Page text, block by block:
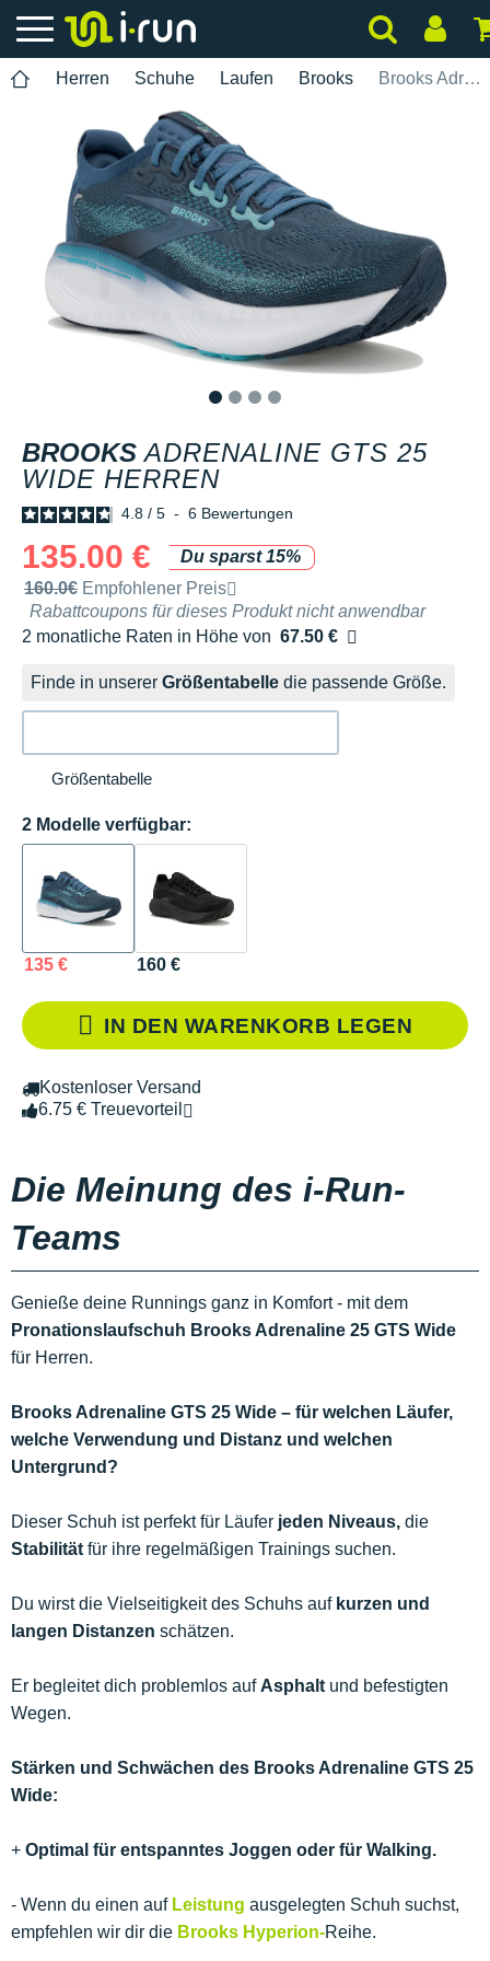
Herren Schuhe Laufen Brooks Brooks Adrenaline GTS 25 Wide Herren
BROOKS ADRENALINE GTS 25
WIDE HERREN
4.8 / 5 - 6 Bewertungen
135.00 €
Du sparst 15%
Unverbindliche Preisempfehlung der Marke
160.0€ Empfohlener Preis
Rabattcoupons für dieses Produkt nicht anwendbar
2 monatliche Raten in Höhe von 67.50 €
Ohne Zusatzkosten
Finde in unserer Größentabelle die passende Größe.
Größentabelle
2 Modelle verfügbar:
135 € 160 €
IN DEN WARENKORB LEGEN
Kostenloser Versand
6.75 € Treuevorteil
Die Meinung des i-Run-
Teams
Genieße deine Runnings ganz in Komfort - mit dem
Pronationslaufschuh Brooks Adrenaline 25 GTS Wide
für Herren.
Brooks Adrenaline GTS 25 Wide – für welchen Läufer,
welche Verwendung und Distanz und welchen
Untergrund?
Dieser Schuh ist perfekt für Läufer jeden Niveaus, die
Stabilität für ihre regelmäßigen Trainings suchen.
Du wirst die Vielseitigkeit des Schuhs auf kurzen und
langen Distanzen schätzen.
Er begleitet dich problemlos auf Asphalt und befestigten
Wegen.
Stärken und Schwächen des Brooks Adrenaline GTS 25
Wide:
+ Optimal für entspanntes Joggen oder für Walking.
- Wenn du einen auf Leistung ausgelegten Schuh suchst,
empfehlen wir dir die Brooks Hyperion-Reihe.